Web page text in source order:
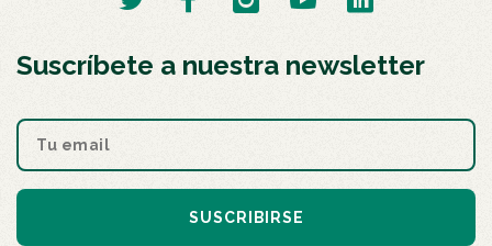
Suscríbete a nuestra newsletter
SUSCRIBIRSE